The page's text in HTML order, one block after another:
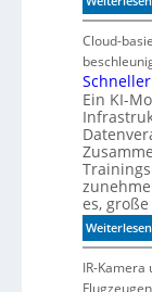
t
Cloud-
Ein KI-
es,
Weiterlesen:
h
IR-
Flugzeugen